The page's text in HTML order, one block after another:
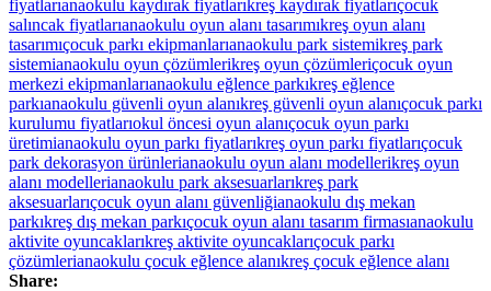
fiyatlarıanaokulu kaydırak fiyatlarıkreş kaydırak fiyatlarıçocuk
salıncak fiyatlarıanaokulu oyun alanı tasarımıkreş oyun alanı
tasarımıçocuk parkı ekipmanlarıanaokulu park sistemikreş park
sistemianaokulu oyun çözümlerikreş oyun çözümleriçocuk oyun
merkezi ekipmanlarıanaokulu eğlence parkıkreş eğlence
parkıanaokulu güvenli oyun alanıkreş güvenli oyun alanıçocuk parkı
kurulumu fiyatlarıokul öncesi oyun alanıçocuk oyun parkı
üretimianaokulu oyun parkı fiyatlarıkreş oyun parkı fiyatlarıçocuk
park dekorasyon ürünlerianaokulu oyun alanı modellerikreş oyun
alanı modellerianaokulu park aksesuarlarıkreş park
aksesuarlarıçocuk oyun alanı güvenliğianaokulu dış mekan
parkıkreş dış mekan parkıçocuk oyun alanı tasarım firmasıanaokulu
aktivite oyuncaklarıkreş aktivite oyuncaklarıçocuk parkı
çözümlerianaokulu çocuk eğlence alanıkreş çocuk eğlence alanı
Share: